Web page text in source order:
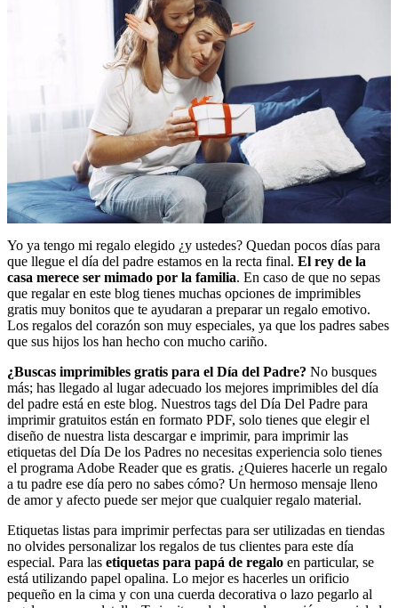
Yo ya tengo mi regalo elegido ¿y ustedes? Quedan pocos días para
que llegue el día del padre estamos en la recta final. El rey de la
casa merece ser mimado por la familia. En caso de que no sepas
que regalar en este blog tienes muchas opciones de imprimibles
gratis muy bonitos que te ayudaran a preparar un regalo emotivo.
Los regalos del corazón son muy especiales, ya que los padres sabes
que sus hijos los han hecho con mucho cariño.
¿Buscas imprimibles gratis para el Día del Padre? No busques
más; has llegado al lugar adecuado los mejores imprimibles del día
del padre está en este blog. Nuestros tags del Día Del Padre para
imprimir gratuitos están en formato PDF, solo tienes que elegir el
diseño de nuestra lista descargar e imprimir, para imprimir las
etiquetas del Día De los Padres no necesitas experiencia solo tienes
el programa Adobe Reader que es gratis. ¿Quieres hacerle un regalo
a tu padre ese día pero no sabes cómo? Un hermoso mensaje lleno
de amor y afecto puede ser mejor que cualquier regalo material.
Etiquetas listas para imprimir perfectas para ser utilizadas en tiendas
no olvides personalizar los regalos de tus clientes para este día
especial. Para las etiquetas para papá de regalo en particular, se
está utilizando papel opalina. Lo mejor es hacerles un orificio
pequeño en la cima y con una cuerda decorativa o lazo pegarlo al